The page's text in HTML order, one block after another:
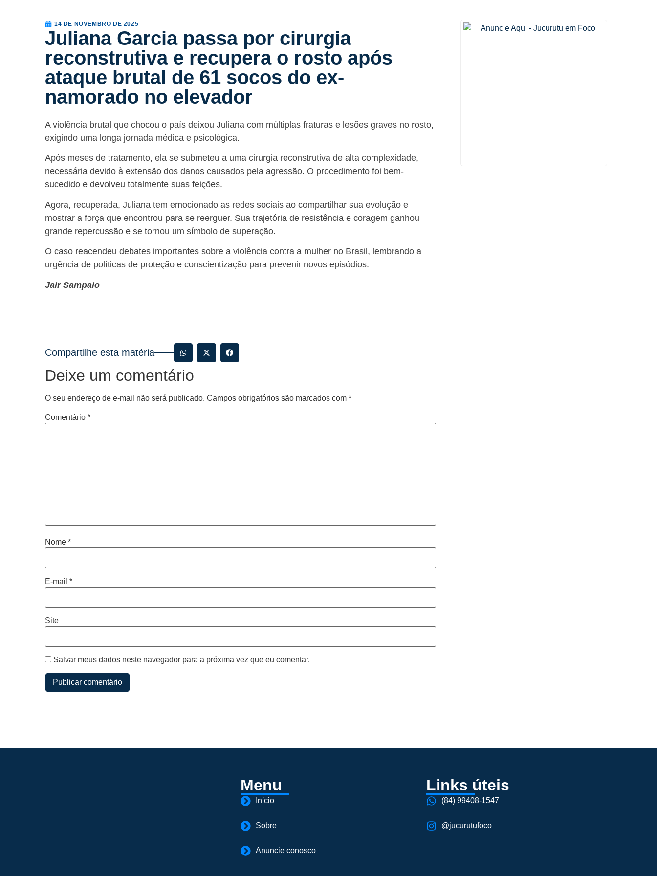
14 DE NOVEMBRO DE 2025
Juliana Garcia passa por cirurgia
reconstrutiva e recupera o rosto após
ataque brutal de 61 socos do ex-
namorado no elevador
A violência brutal que chocou o país deixou Juliana com múltiplas fraturas e lesões graves no rosto,
exigindo uma longa jornada médica e psicológica.
Após meses de tratamento, ela se submeteu a uma cirurgia reconstrutiva de alta complexidade,
necessária devido à extensão dos danos causados pela agressão. O procedimento foi bem-
sucedido e devolveu totalmente suas feições.
Agora, recuperada, Juliana tem emocionado as redes sociais ao compartilhar sua evolução e
mostrar a força que encontrou para se reerguer. Sua trajetória de resistência e coragem ganhou
grande repercussão e se tornou um símbolo de superação.
O caso reacendeu debates importantes sobre a violência contra a mulher no Brasil, lembrando a
urgência de políticas de proteção e conscientização para prevenir novos episódios.
Jair Sampaio
Compartilhe esta matéria
Deixe um comentário
O seu endereço de e-mail não será publicado. Campos obrigatórios são marcados com *
Comentário *
Nome *
E-mail *
Site
Salvar meus dados neste navegador para a próxima vez que eu comentar.
Menu
Início
Sobre
Anuncie conosco
Links úteis
(84) 99408-1547
@jucurutufoco